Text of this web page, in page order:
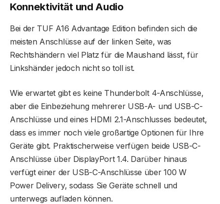
Konnektivität und Audio
Bei der TUF A16 Advantage Edition befinden sich die
meisten Anschlüsse auf der linken Seite, was
Rechtshändern viel Platz für die Maushand lässt, für
Linkshänder jedoch nicht so toll ist.
Wie erwartet gibt es keine Thunderbolt 4-Anschlüsse,
aber die Einbeziehung mehrerer USB-A- und USB-C-
Anschlüsse und eines HDMI 2.1-Anschlusses bedeutet,
dass es immer noch viele großartige Optionen für Ihre
Geräte gibt. Praktischerweise verfügen beide USB-C-
Anschlüsse über DisplayPort 1.4. Darüber hinaus
verfügt einer der USB-C-Anschlüsse über 100 W
Power Delivery, sodass Sie Geräte schnell und
unterwegs aufladen können.